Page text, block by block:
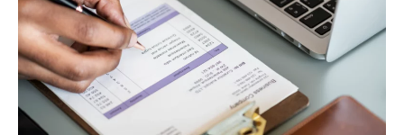
y
usarlo?